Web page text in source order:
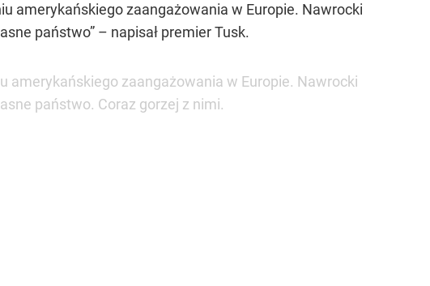
amerykańskiego zaangażowania w Europie. Nawrocki
państwo” – napisał premier Tusk.
amerykańskiego zaangażowania w Europie. Nawrocki
państwo. Coraz gorzej z nimi.